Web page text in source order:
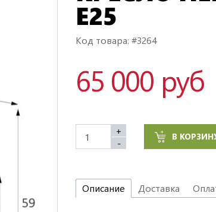
E25
Код товара: #3264
65 000 руб
+
-
В
Описание Доставка